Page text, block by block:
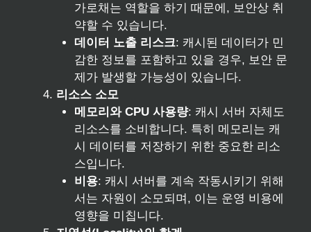
가로채는 역할을 하기 때문에, 보안상 취
약할 수 있습니다.
데이터 노출 리스크: 캐시된 데이터가 민
감한 정보를 포함하고 있을 경우, 보안 문
제가 발생할 가능성이 있습니다.
리소스 소모
메모리와 CPU 사용량: 캐시 서버 자체도
리소스를 소비합니다. 특히 메모리는 캐
시 데이터를 저장하기 위한 중요한 리소
스입니다.
비용: 캐시 서버를 계속 작동시키기 위해
서는 자원이 소모되며, 이는 운영 비용에
영향을 미칩니다.